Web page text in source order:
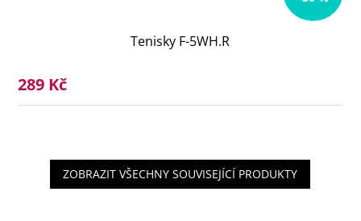
Tenisky F-5WH.R
289 Kč
ZOBRAZIT VŠECHNY SOUVISEJÍCÍ PRODUKTY